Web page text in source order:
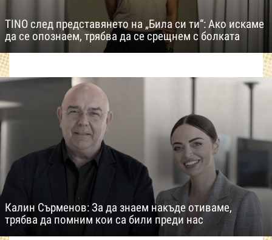
TINO след представянето на „Била си ти“: Ако искаме
да се опознаем, трябва да се срещнем с болката
Калин Сърменов: За да знаем накъде отиваме,
трябва да помним кои са били преди нас